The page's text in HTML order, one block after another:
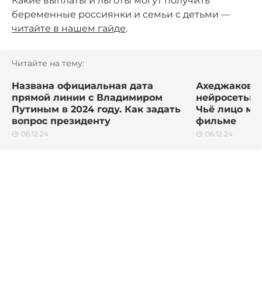
беременные россиянки и семьи с детьми —
читайте в нашем гайде.
Читайте на тему:
Названа официальная дата
прямой линии с Владимиром
Путиным в 2024 году. Как задать
вопрос президенту
06.12.24
Ахеджакову
нейросетью
Чьё лицо
фильме
06.12.24